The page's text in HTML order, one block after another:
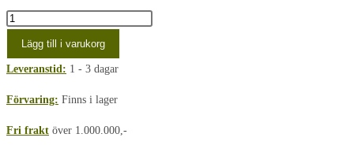
Børstet
LED
Møbelspot
3Watt
2700K
Lägg till i varukorg
Leveranstid: 1 - 3 dagar
Förvaring: Finns i lager
Fri frakt över 1.000.000,-